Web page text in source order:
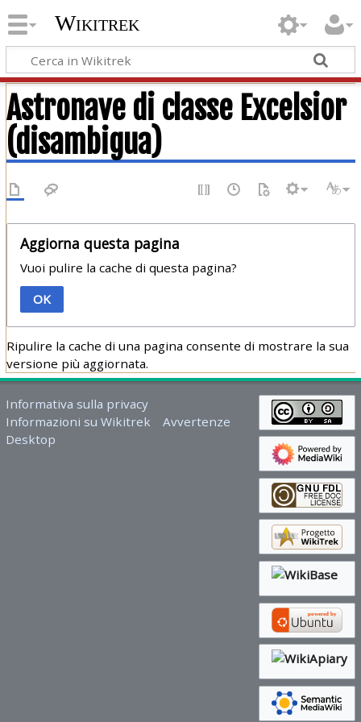
Wikitrek
Astronave di classe Excelsior
(disambigua)
Aggiorna questa pagina
Vuoi pulire la cache di questa pagina?
OK
Ripulire la cache di una pagina consente di mostrare la sua
versione più aggiornata.
Informativa sulla privacy
Informazioni su Wikitrek
Avvertenze
Desktop